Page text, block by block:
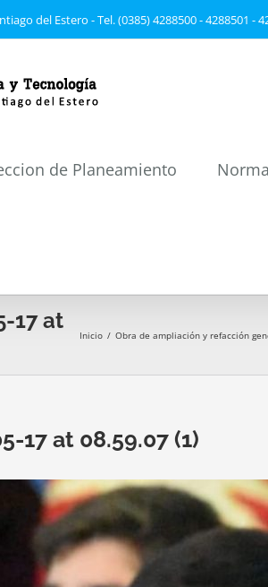
del Estero - Tel. (0385) 4288500 - 4288501 -
de Planeamiento
17 at
Inicio / Obra de ampliación y refacción
17 at 08.59.07 (1)